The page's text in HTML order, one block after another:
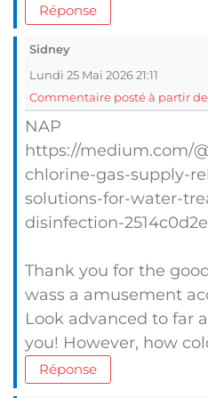
Réponse
Sidney
Lundi 25 Mai 2026 21:11
Commentaire posté à partir de
NAP
https://medium.com/
chlorine-gas-supply-
solutions-for-water-
disinfection-
Thank you for the
wass a amusement
Look advanced to far
you! However, how
Réponse